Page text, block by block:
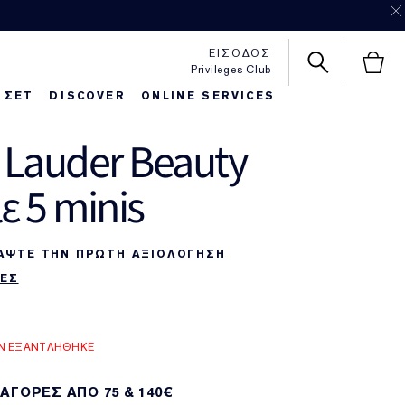
Privileges Club
ΕΙΣΟΔΟΣ
DISCOVER ONLINE SERVICES
Foundaton Finder Pure Color Love
Repair
Belle Beauty
5 minis
ΤΗΝ ΠΡΩΤΗ ΑΞΙΟΛΟΓΗΣΗ
ΕΞΑΝΤΛΗΘΗΚΕ
ΑΠΌ 75 & 140€